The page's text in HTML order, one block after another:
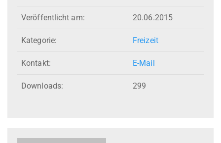
Veröffentlicht am: 20.06.2015
Kategorie: Freizeit
Kontakt: E-Mail
Downloads: 299